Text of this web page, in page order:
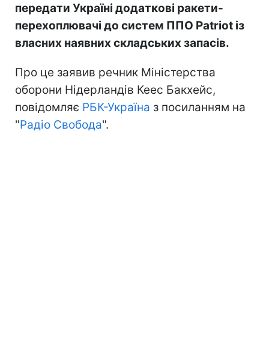
передати Україні додаткові ракети-
перехоплювачі до систем ППО Patriot із
власних наявних складських запасів.
Про це заявив речник Міністерства
оборони Нідерландів Кеес Бакхейс,
повідомляє РБК-Україна з посиланням на
"Радіо Свобода".